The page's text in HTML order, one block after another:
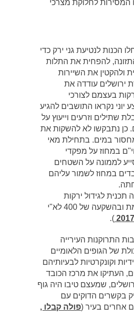
המסירות לחלוקת מצרכי
1948 החלו הכנות לנטיעת גני ירק כדי
להפחית את התלות
ולהקטין את השיירות
ירושלים עודדה את
בעצמם לצורכי
נקראו התושבים להגיע
שתילים וזרעים וייעוץ על
כן נתבקשו לא להשקות את
במים. בתחילת מאי
במחוז על מפקדי
לממונה על השטחים
במחוז לשמור עליהם
תכנית לגידול ירקות
בהשקיה מצומצמת ובהשקעה של ‏400 לא"י
).
התרוקנות העירייה
של הגופים הלאומיים
וקונקרטיות לבעיותיהם
העתיקו את מרכז הכובד
שמעצם טיבו היה גוף
בקשרים הדוקים עם
אחרים בעיר (פולה קבלו ,